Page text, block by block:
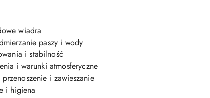
wiadra
paszy i wody
i stabilność
i warunki atmosferyczne
przenoszenie i zawieszanie
i higiena